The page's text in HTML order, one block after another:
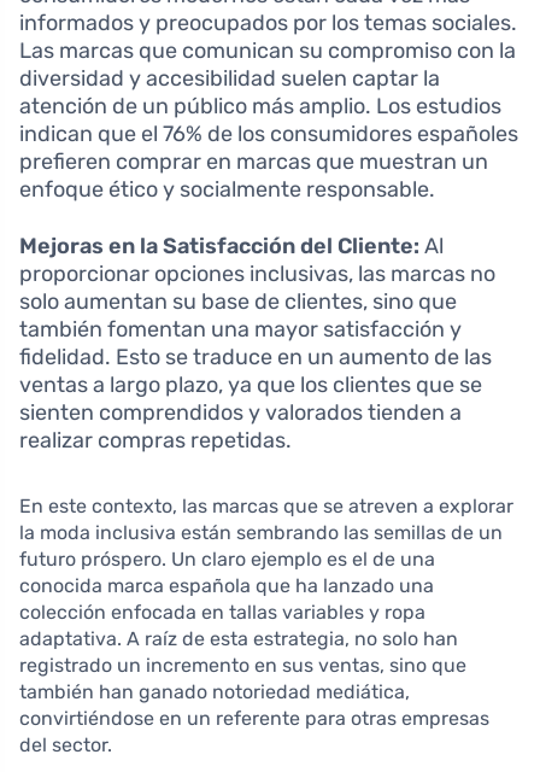
informados y preocupados por los temas sociales.
Las marcas que comunican su compromiso con la
diversidad y accesibilidad suelen captar la
atención de un público más amplio. Los estudios
indican que el 76% de los consumidores españoles
prefieren comprar en marcas que muestran un
enfoque ético y socialmente responsable.
Mejoras en la Satisfacción del Cliente: Al
proporcionar opciones inclusivas, las marcas no
solo aumentan su base de clientes, sino que
también fomentan una mayor satisfacción y
fidelidad. Esto se traduce en un aumento de las
ventas a largo plazo, ya que los clientes que se
sienten comprendidos y valorados tienden a
realizar compras repetidas.
En este contexto, las marcas que se atreven a explorar
la moda inclusiva están sembrando las semillas de un
futuro próspero. Un claro ejemplo es el de una
conocida marca española que ha lanzado una
colección enfocada en tallas variables y ropa
adaptativa. A raíz de esta estrategia, no solo han
registrado un incremento en sus ventas, sino que
también han ganado notoriedad mediática,
convirtiéndose en un referente para otras empresas
del sector.